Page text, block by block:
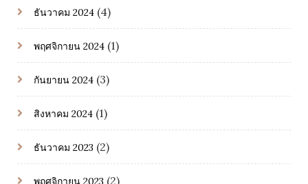
ธันวาคม 2024 (4)
พฤศจิกายน 2024 (1)
กันยายน 2024 (3)
สิงหาคม 2024 (1)
ธันวาคม 2023 (2)
พฤศจิกายน 2023 (2)